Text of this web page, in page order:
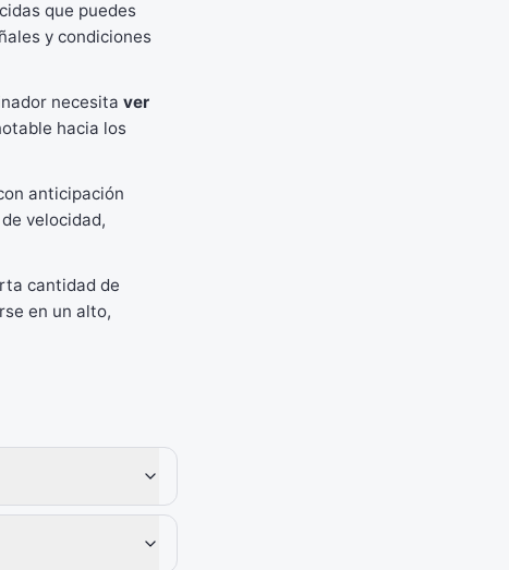
que puedes
y condiciones
necesita ver
hacia los
anticipación
velocidad,
cantidad de
en un alto,